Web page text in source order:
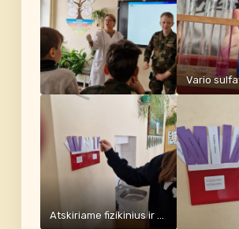
Atskiriame fizikinius ir cheminius reiškinius